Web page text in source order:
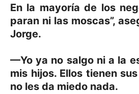
En la mayoría de los
paran ni las moscas”,
Jorge.
—Yo ya no salgo ni a la
mis hijos. Ellos tienen
no les da miedo nada.